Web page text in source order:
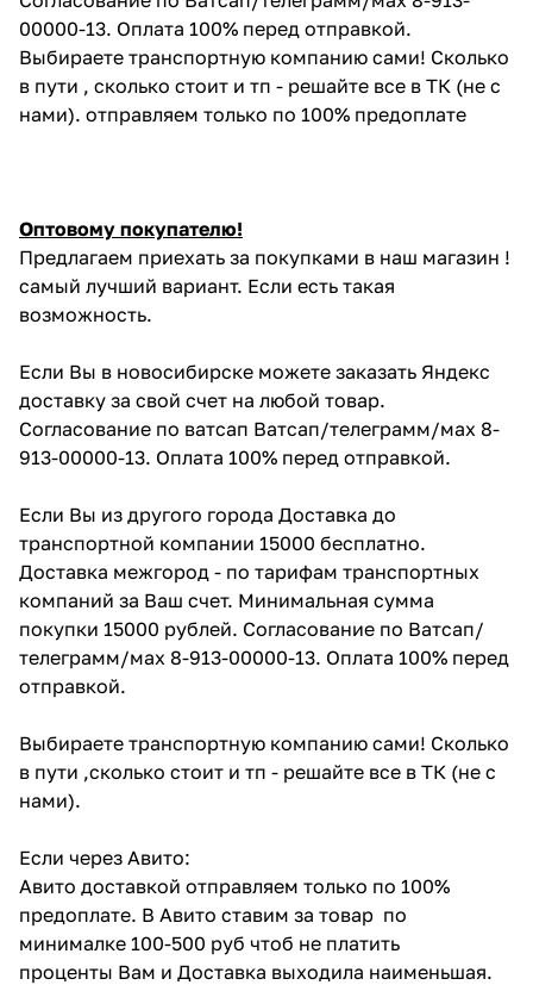
00000-13. Оплата 100% перед отправкой.
Выбираете транспортную компанию сами! Сколько
в пути , сколько стоит и тп - решайте все в ТК (не с
нами). отправляем только по 100% предоплате
Оптовому покупателю!
Предлагаем приехать за покупками в наш магазин !
самый лучший вариант. Если есть такая
возможность.
Если Вы в новосибирске можете заказать Яндекс
доставку за свой счет на любой товар.
Согласование по ватсап Ватсап/телеграмм/мах 8-
913-00000-13. Оплата 100% перед отправкой.
Если Вы из другого города Доставка до
транспортной компании 15000 бесплатно.
Доставка межгород - по тарифам транспортных
компаний за Ваш счет. Минимальная сумма
покупки 15000 рублей. Согласование по Ватсап/
телеграмм/мах 8-913-00000-13. Оплата 100% перед
отправкой.
Выбираете транспортную компанию сами! Сколько
в пути ,сколько стоит и тп - решайте все в ТК (не с
нами).
Если через Авито:
Авито доставкой отправляем только по 100%
предоплате. В Авито ставим за товар по
минималке 100-500 руб чтоб не платить
проценты Вам и Доставка выходила наименьшая.